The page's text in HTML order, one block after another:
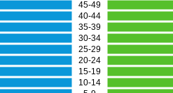
10-14
15-19
20-24
25-29
30-34
35-39
40-44
45-49